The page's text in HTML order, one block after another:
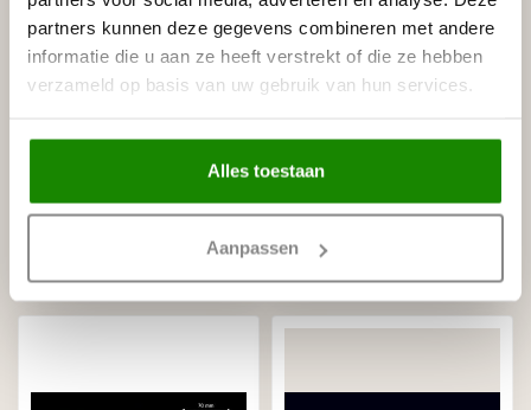
partners kunnen deze gegevens combineren met andere
informatie die u aan ze heeft verstrekt of die ze hebben
verzameld op basis van uw gebruik van hun services.
Alles toestaan
Aanpassen
A7 (50 x 50 mm), lengte
Op voorraad (136)
A10 (70 x 70 mm),
Stukprijs: €4,80 / Meter
Niet op voorraad